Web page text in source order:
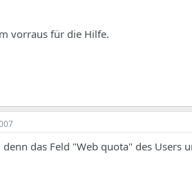
vorraus für die Hilfe.
denn das Feld "Web quota" des Users